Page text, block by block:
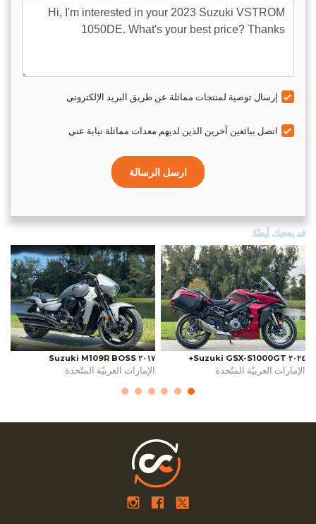
إرسال توصية لمنتجات مماثلة عن طريق البريد الإلكتروني
اتصل ببائعين آخرين الذين لديهم معدات مماثلة نيابة عني
ارسل الرسالة
قد يعجبك أيضًا:
٢٠٢٤ Suzuki GSX-S1000GT+
الإمارات العربيّة المتّحدة
٢٠١٧ Suzuki M109R BOSS
الإمارات العربيّة المتّحدة